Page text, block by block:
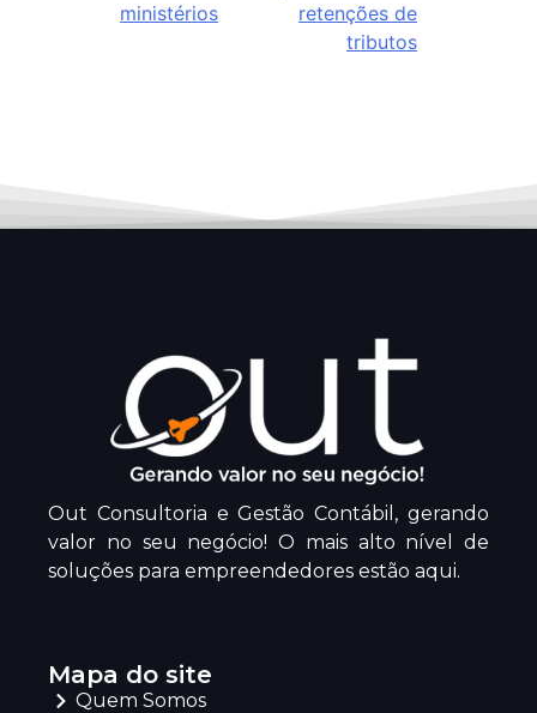
ministérios
retenções de
tributos
Out Consultoria e Gestão Contábil, gerando
valor no seu negócio! O mais alto nível de
soluções para empreendedores estão aqui.
Mapa do site
Quem Somos